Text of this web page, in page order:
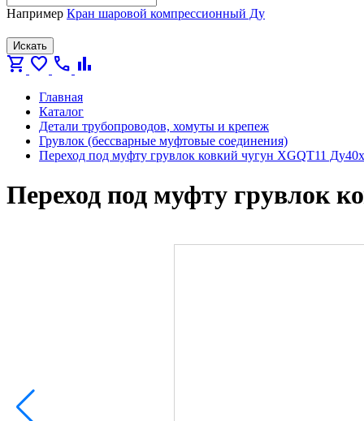
Например Кран шаровой компрессионный Ду
Искать
shopping_cart favorite call bar_chart
Главная
Каталог
Детали трубопроводов, хомуты и крепеж
Грувлок (бессварные муфтовые соединения)
Переход под муфту грувлок ковкий чугун XGQT11
Переход под муфту грувлок